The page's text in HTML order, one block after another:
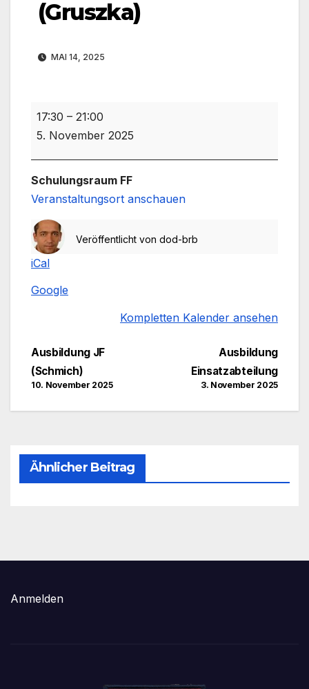
(Gruszka)
MAI 14, 2025
OWF-
Sitzung
17:30 – 21:00
5. November 2025
Schulungsraum FF
Veranstaltungsort anschauen
Veröffentlicht von dod-brb
iCal
Google
Kompletten Kalender ansehen
BeitragsnavigationAusbildung
Einsatzabteilung
3. November 2025
Ausbildung JF
(Schmich)
10. November 2025
Ähnlicher Beitrag
Anmelden